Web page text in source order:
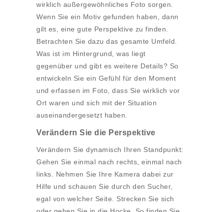
wirklich außergewöhnliches Foto sorgen.
Wenn Sie ein Motiv gefunden haben, dann
gilt es, eine gute Perspektive zu finden.
Betrachten Sie dazu das gesamte Umfeld.
Was ist im Hintergrund, was liegt
gegenüber und gibt es weitere Details? So
entwickeln Sie ein Gefühl für den Moment
und erfassen im Foto, dass Sie wirklich vor
Ort waren und sich mit der Situation
auseinandergesetzt haben.
Verändern Sie die Perspektive
Verändern Sie dynamisch Ihren Standpunkt:
Gehen Sie einmal nach rechts, einmal nach
links. Nehmen Sie Ihre Kamera dabei zur
Hilfe und schauen Sie durch den Sucher,
egal von welcher Seite. Strecken Sie sich